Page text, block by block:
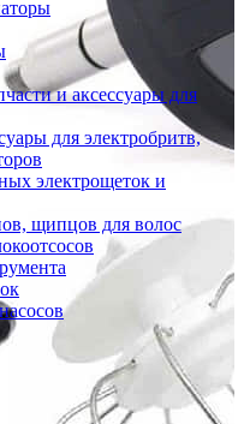
и аксессуары для
для электробритв,
электрощеток и
щипцов для волос